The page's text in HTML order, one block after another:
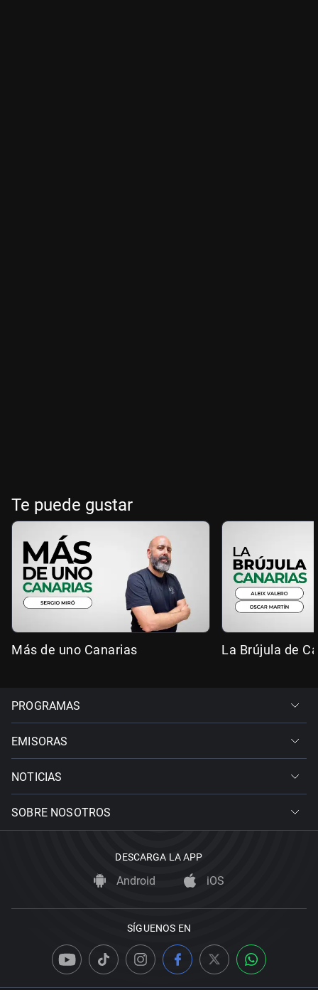
Te puede gustar
Más de uno Canarias La Brújula de
PROGRAMAS
EMISORAS
NOTICIAS
SOBRE NOSOTROS
DESCARGA LA APP
Android iOS
SÍGUENOS EN